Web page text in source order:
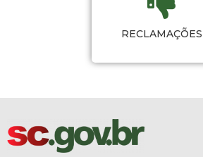
RECLAMAÇÕES